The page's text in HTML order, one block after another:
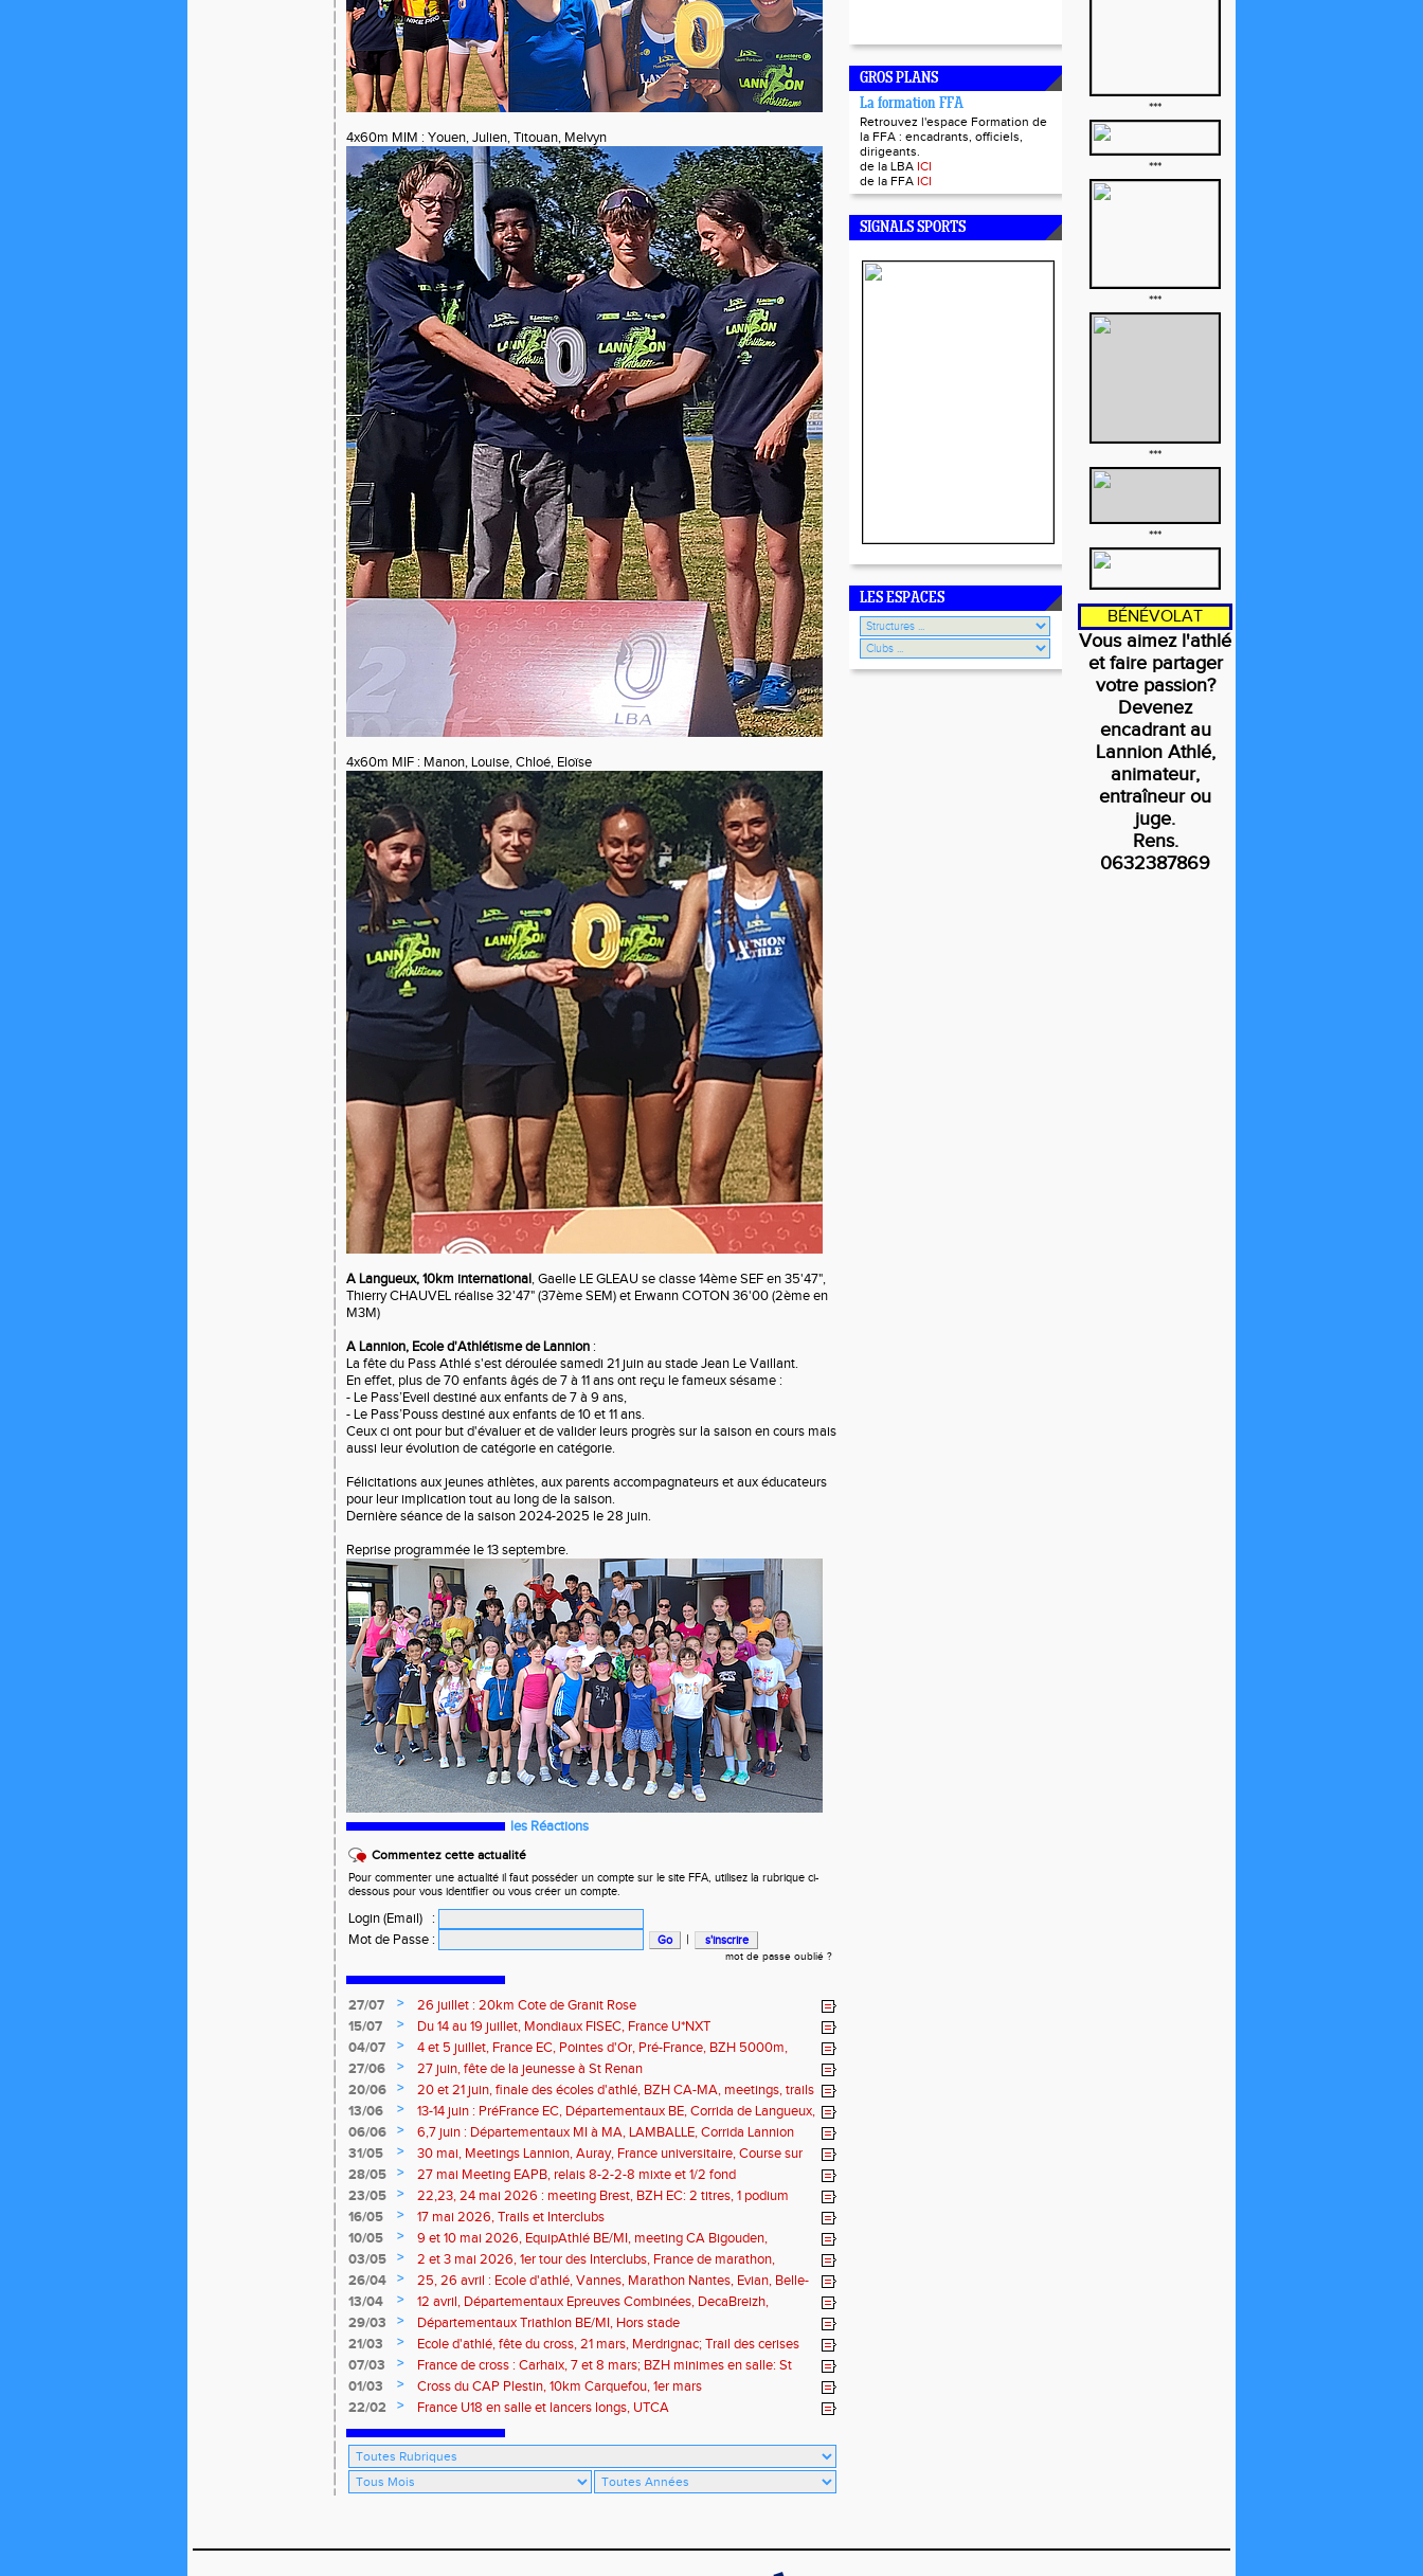
4x60m MIM : Youen, Julien, Titouan, Melvyn
4x60m MIF : Manon, Louise, Chloé, Eloïse
A Langueux, 10km international, Gaelle LE GLEAU se classe 14ème SEF en 35'47",
Thierry CHAUVEL réalise 32'47" (37ème SEM) et Erwann COTON 36'00 (2ème en
M3M)
A Lannion, Ecole d'Athlétisme de Lannion :
La fête du Pass Athlé s'est déroulée samedi 21 juin au stade Jean Le Vaillant.
En effet, plus de 70 enfants âgés de 7 à 11 ans ont reçu le fameux sésame :
- Le Pass’Eveil destiné aux enfants de 7 à 9 ans,
- Le Pass’Pouss destiné aux enfants de 10 et 11 ans.
Ceux ci ont pour but d'évaluer et de valider leurs progrès sur la saison en cours mais
aussi leur évolution de catégorie en catégorie.
Félicitations aux jeunes athlètes, aux parents accompagnateurs et aux éducateurs
pour leur implication tout au long de la saison.
Dernière séance de la saison 2024-2025 le 28 juin.
Reprise programmée le 13 septembre.
les Réactions
Commentez cette actualité
Pour commenter une actualité il faut posséder un compte sur le site FFA, utilisez la rubrique ci-
dessous pour vous identifier ou vous créer un compte.
Login (Email)
:
Mot de Passe : |
mot de passe oublié ?
27/07 >
26 juillet : 20km Cote de Granit Rose
15/07
>
Du 14 au 19 juillet, Mondiaux FISEC, France U*NXT
04/07
>
4 et 5 juillet, France EC, Pointes d'Or, Pré-France, BZH 5000m,
Meetings Fougères, Quimper, St Renan
27/06 >
27 juin, fête de la jeunesse à St Renan
20/06
>
20 et 21 juin, finale des écoles d'athlé, BZH CA-MA, meetings, trails
13/06
>
13-14 juin : PréFrance EC, Départementaux BE, Corrida de Langueux,
meeting Pacé, meeting Landerneau
06/06 >
6,7 juin : Départementaux MI à MA, LAMBALLE, Corrida Lannion
31/05
>
30 mai, Meetings Lannion, Auray, France universitaire, Course sur
route, Trails
28/05 >
27 mai Meeting EAPB, relais 8-2-2-8 mixte et 1/2 fond
23/05
>
22,23, 24 mai 2026 : meeting Brest, BZH EC: 2 titres, 1 podium
16/05
>
17 mai 2026, Trails et Interclubs
10/05
>
9 et 10 mai 2026, EquipAthlé BE/MI, meeting CA Bigouden,
marathon de la Loire
03/05 >
2 et 3 mai 2026, 1er tour des Interclubs, France de marathon,
traversée de la Baie
26/04 >
25, 26 avril : Ecole d'athlé, Vannes, Marathon Nantes, Evian, Belle-
Isle
13/04 >
12 avril, Départementaux Epreuves Combinées, DecaBreizh,
marathon de Paris
29/03 >
Départementaux Triathlon BE/MI, Hors stade
21/03
>
Ecole d'athlé, fête du cross, 21 mars, Merdrignac; Trail des cerises
07/03
>
France de cross : Carhaix, 7 et 8 mars; BZH minimes en salle: St
Brieuc, 7 mars
01/03 >
Cross du CAP Plestin, 10km Carquefou, 1er mars
22/02
> France U18 en salle et lancers longs, UTCA
GROS PLANS
La formation FFA
Retrouvez l'espace Formation de
la FFA : encadrants, officiels,
dirigeants.
de la LBA ICI
de la FFA ICI
SIGNALS SPORTS
LES ESPACES
***
***
***
***
***
BÉNÉVOLAT
Vous aimez l'athlé
et faire partager
votre passion?
Devenez
encadrant au
Lannion Athlé,
animateur,
entraîneur ou
juge.
Rens.
0632387869